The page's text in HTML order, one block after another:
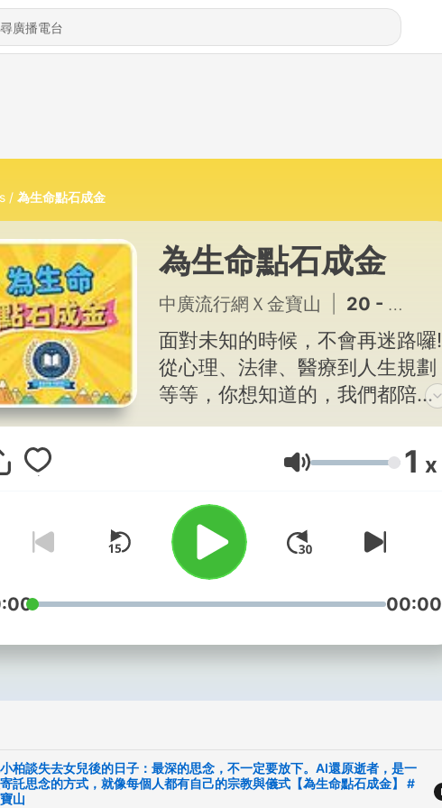
為生命點石成金
為生命點石成金
中廣流行網Ｘ金寶山 20 - 包小柏談失去女兒後的日子：最深的思念，不一定要放下。AI還原逝者，是一種寄託思念的方式，就像每個人都有自己的宗教與儀式【為生命點石成金】 #金寶山
面對未知的時候，不會再迷路囉!
從心理、法律、醫療到人生規劃
等等，你想知道的，我們都陪你
聊!
多一分掌握，就能少一分不安；
預先規劃，就是多一層守護。
「為生命點石成金」溫暖陪伴大
家~
台灣生命事業的先行者─金寶山
📅 更新時間｜隔週一早上六點
音量 1 x
00:00
柏談失去女兒後的日子：最深的思念，不一定要放下。AI還原逝者，是一
託思念的方式，就像每個人都有自己的宗教與儀式【為生命點石成金】 #
山